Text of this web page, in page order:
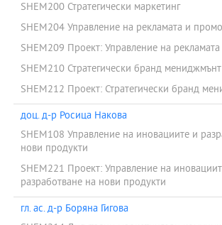
SHEM200 Стратегически маркетинг
SHEM204 Управление на рекламата и
SHEM209 Проект: Управление на
SHEM210 Стратегически бранд мениджмънт
SHEM212 Проект: Стратегически бранд
доц. д-р Росица Накова
SHEM108 Управление на иновациите и
нови продукти
SHEM221 Проект: Управление на
разработване на нови продукти
гл. ас. д-р Боряна Гигова